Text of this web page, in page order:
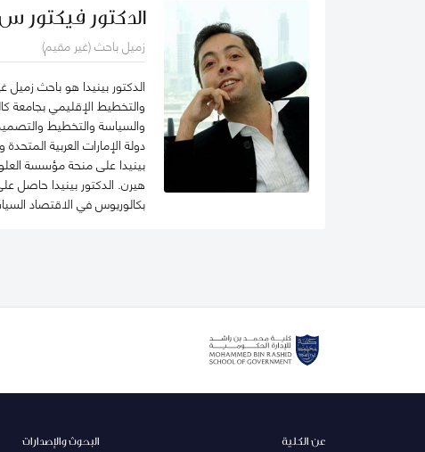
الدكتور فيكتور
زميل باحث (غير مقيم)
الدكتور بينيدا هو باحث
والتخطيط الإقليمي بجامعة
والسياسة والتخطيط
دولة الإمارات العربية
بينيدا على منحة مؤسسة
هيرن. الدكتور بينيدا حاصل
بكالوريوس في الاقتصاد
عن الكلية البحوث والإصدارات